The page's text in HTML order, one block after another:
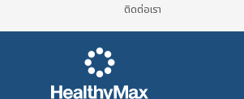
ติดต่อเรา